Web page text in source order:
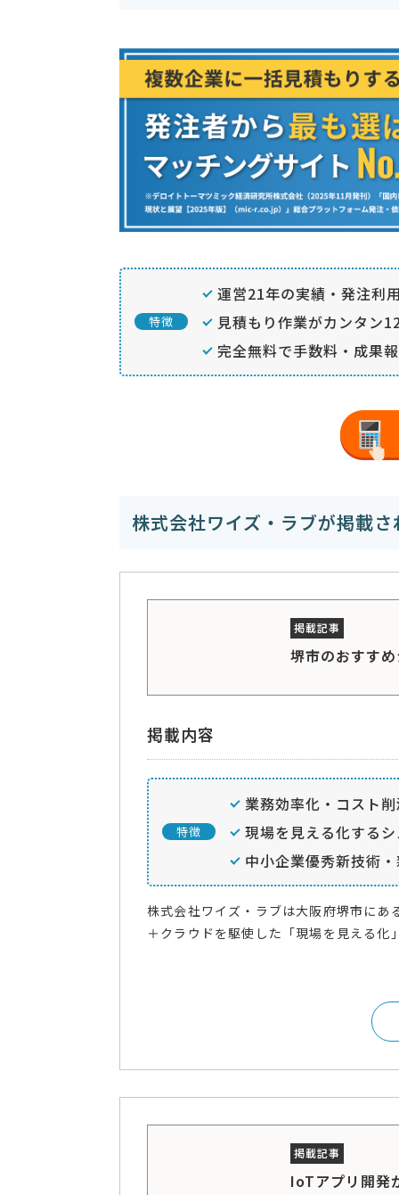
特徴
運営21年の実績・発注利
見積もり作業がカンタン
完全無料で手数料・成果
株式会社ワイズ・ラブが掲載
堺市のおすす
掲載内容
特徴
業務効率化・コスト
現場を見える化する
中小企業優秀新技術
株式会社ワイズ・ラブは大阪府堺市に
＋クラウドを駆使した「現場を見える
IoTアプリ開発